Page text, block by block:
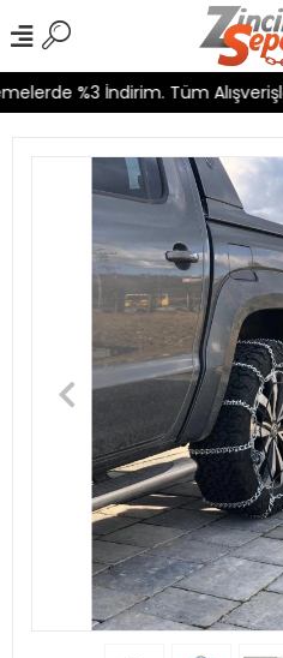
%3 İndirim. Tüm